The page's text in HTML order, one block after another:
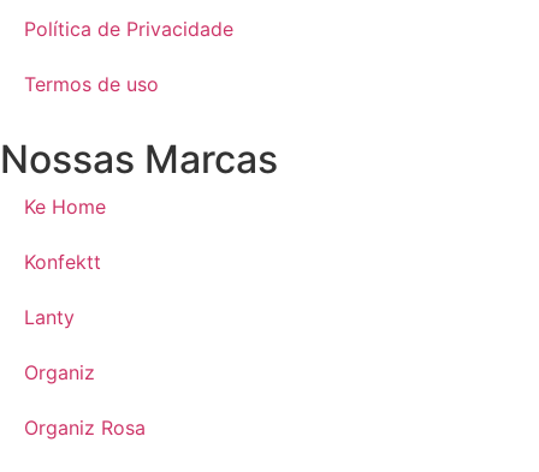
Política de Privacidade
Termos de uso
Nossas Marcas
Ke Home
Konfektt
Lanty
Organiz
Organiz Rosa